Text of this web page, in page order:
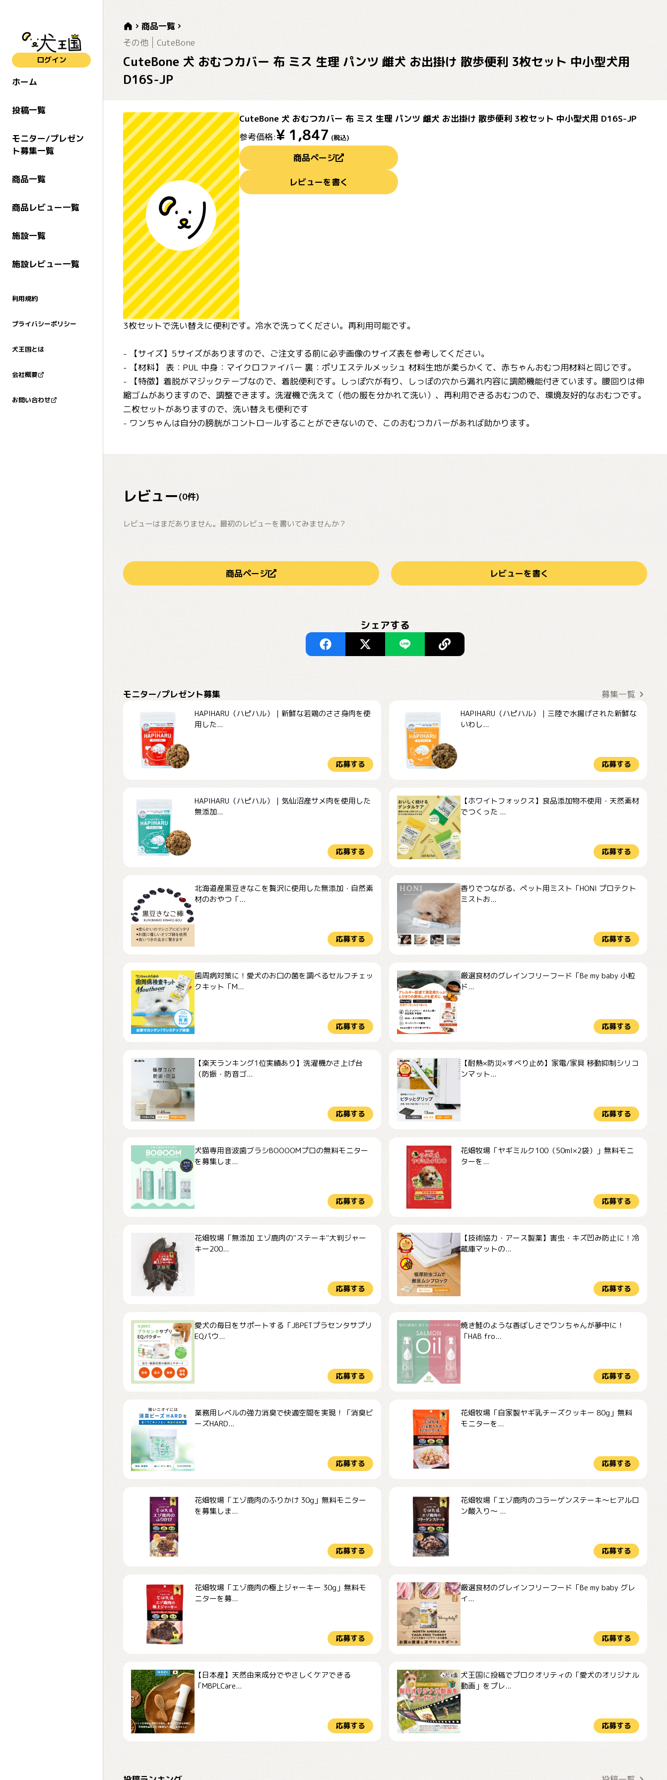
ログイン
ホーム
投稿一覧
モニター/プレゼン
ト募集一覧
商品一覧
商品レビュー一覧
施設一覧
施設レビュー一覧
利用規約
プライバシーポリシー
犬王国とは
会社概要
お問い合わせ
商品一覧
その他
CuteBone
CuteBone 犬 おむつカバー 布 ミス 生理 パンツ 雌犬 お出掛け 散歩便利 3枚セット 中小型犬用
D16S-JP
CuteBone 犬 おむつカバー 布 ミス 生理 パンツ 雌犬 お出掛け 散歩便利 3枚セット 中小型犬用 D16S-JP
参考価格:¥ 1,847 (税込)
商品ページ
レビューを書く
3枚セットで洗い替えに便利です。冷水で洗ってください。再利用可能です。
- 【サイズ】5サイズがありますので、ご注文する前に必ず画像のサイズ表を参考してください。
- 【材料】 表：PUL 中身：マイクロファイバー 裏：ポリエステルメッシュ 材料生地が柔らかくて、赤ちゃんおむつ用材料と同じです。
- 【特徴】着脱がマジックテープなので、着脱便利です。しっぽ穴が有り、しっぽの穴から漏れ内容に調節機能付きています。腰回りは伸
縮ゴムがありますので、調整できます。洗濯機で洗えて（他の服を分かれて洗い）、再利用できるおむつので、環境友好的なおむつです。
二枚セットがありますので、洗い替えも便利です
- ワンちゃんは自分の膀胱がコントロールすることができないので、このおむつカバーがあれば助かります。
レビュー(0件)
レビューはまだありません。最初のレビューを書いてみませんか？
商品ページ レビューを書く
シェアする
モニター/プレゼント募集 募集一覧
HAPIHARU（ハピハル）｜新鮮な若鶏のささ身肉を使
用した...
応募する
HAPIHARU（ハピハル）｜三陸で水揚げされた新鮮な
いわし...
応募する
HAPIHARU（ハピハル）｜気仙沼産サメ肉を使用した
無添加...
応募する
【ホワイトフォックス】食品添加物不使用・天然素材
でつくった ...
応募する
北海道産黒豆きなこを贅沢に使用した無添加・自然素
材のおやつ「...
応募する
香りでつながる、ペット用ミスト「HONI プロテクト
ミストお...
応募する
歯周病対策に！愛犬のお口の菌を調べるセルフチェッ
クキット「M...
応募する
厳選食材のグレインフリーフード「Be my baby 小粒
ド...
応募する
【楽天ランキング1位実績あり】洗濯機かさ上げ台
（防振・防音ゴ...
応募する
【耐熱×防災×すべり止め】家電/家具 移動抑制シリコ
ンマット...
応募する
犬猫専用音波歯ブラシBOOOOMプロの無料モニター
を募集しま...
応募する
花畑牧場「ヤギミルク100（50ml×2袋）」無料モニ
ターを...
応募する
花畑牧場「無添加 エゾ鹿肉の"ステーキ"大判ジャー
キー200...
応募する
【技術協力・アース製薬】害虫・キズ凹み防止に！冷
蔵庫マットの...
応募する
愛犬の毎日をサポートする「JBPETプラセンタサプリ
EQパウ...
応募する
焼き鮭のような香ばしさでワンちゃんが夢中に！
「HAB fro...
応募する
業務用レベルの強力消臭で快適空間を実現！「消臭ビ
ーズHARD...
応募する
花畑牧場「自家製ヤギ乳チーズクッキー 80g」無料
モニターを...
応募する
花畑牧場「エゾ鹿肉のふりかけ 30g」無料モニター
を募集しま...
応募する
花畑牧場「エゾ鹿肉のコラーゲンステーキ～ヒアルロ
ン酸入り～ ...
応募する
花畑牧場「エゾ鹿肉の極上ジャーキー 30g」無料モ
ニターを募...
応募する
厳選食材のグレインフリーフード「Be my baby グレ
イ...
応募する
【日本産】天然由来成分でやさしくケアできる
「MBPLCare...
応募する
犬王国に投稿でプロクオリティの「愛犬のオリジナル
動画」をプレ...
応募する